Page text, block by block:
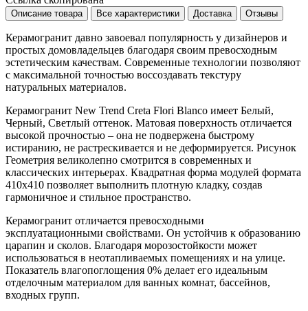
Описание товара Все характеристики Доставка Отзывы
Керамогранит давно завоевал популярность у дизайнеров и
простых домовладельцев благодаря своим превосходным
эстетическим качествам. Современные технологии позволяют
с максимальной точностью воссоздавать текстуру
натуральных материалов.
Керамогранит New Trend Creta Flori Blanco имеет Белый,
Черный, Светлый оттенок. Матовая поверхность отличается
высокой прочностью – она не подвержена быстрому
истиранию, не растрескивается и не деформируется. Рисунок
Геометрия великолепно смотрится в современных и
классических интерьерах. Квадратная форма модулей формата
410x410 позволяет выполнить плотную кладку, создав
гармоничное и стильное пространство.
Керамогранит отличается превосходными
эксплуатационными свойствами. Он устойчив к образованию
царапин и сколов. Благодаря морозостойкости может
использоваться в неотапливаемых помещениях и на улице.
Показатель влагопоглощения 0% делает его идеальным
отделочным материалом для ванных комнат, бассейнов,
входных групп.